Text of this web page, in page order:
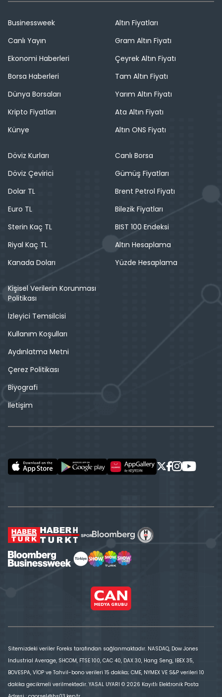
Businessweek
Canlı Yayın
Ekonomi Haberleri
Borsa Haberleri
Dünya Borsaları
Kripto Fiyatları
Künye
Altın Fiyatları
Gram Altın Fiyatı
Çeyrek Altın Fiyatı
Tam Altın Fiyatı
Yarım Altın Fiyatı
Ata Altın Fiyatı
Altın ONS Fiyatı
Döviz Kurları
Döviz Çevirici
Dolar TL
Euro TL
Sterin Kaç TL
Riyal Kaç TL
Kanada Doları
Canlı Borsa
Gümüş Fiyatları
Brent Petrol Fiyatı
Bilezik Fiyatları
BIST 100 Endeksi
Altın Hesaplama
Yüzde Hesaplama
Kişisel Verilerin Korunması
Politikası
İzleyici Temsilcisi
Kullanım Koşulları
Aydınlatma Metni
Çerez Politikası
Biyografi
İletişim
Sitemizdeki veriler Foreks tarafından sağlanmaktadır. NASDAQ, Dow Jones
Industrial Average, SHCOM, FTSE 100, CAC 40, DAX 30, Hang Seng, IBEX 35,
BOVESPA, VİOP ve Tahvil-bono verileri 15 dakika; CME, NYMEX VE S&P verileri 10
dakika gecikmeli verilmektedir. YASAL UYARI © 2026 Kayıtlı Elektronik Posta